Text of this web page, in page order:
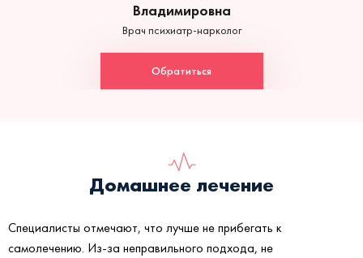
Владимировна
Врач психиатр-нарколог
Обратиться
Домашнее лечение
Специалисты отмечают, что лучше не прибегать к
самолечению. Из-за неправильного подхода, не